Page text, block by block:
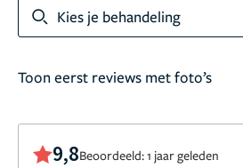
Kies je behandeling
Toon eerst reviews met foto’s
9,8Beoordeeld: 1 jaar geleden